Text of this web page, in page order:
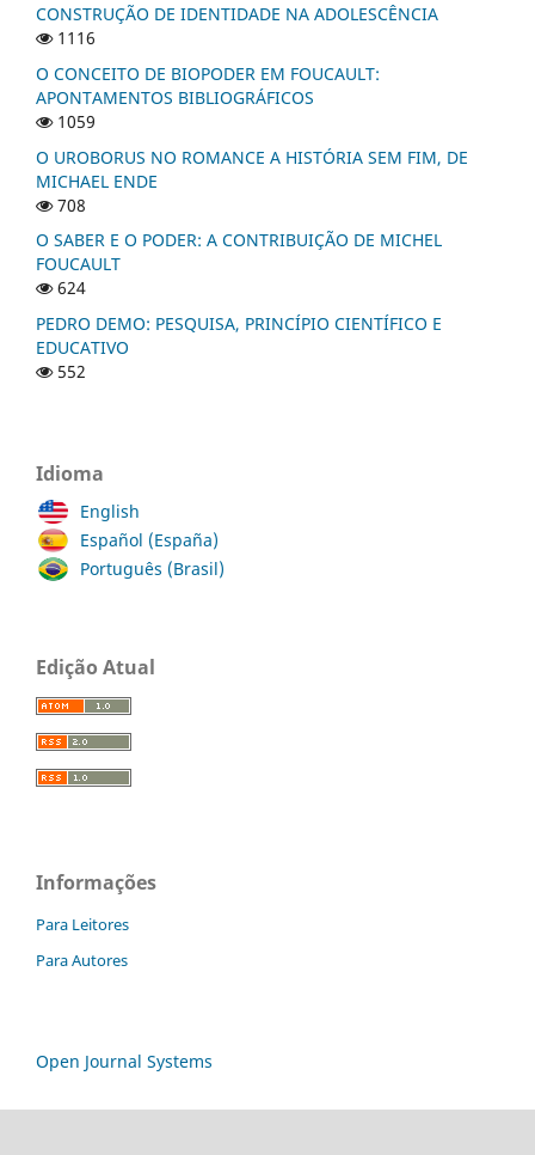
CONSTRUÇÃO DE IDENTIDADE NA ADOLESCÊNCIA
1116
O CONCEITO DE BIOPODER EM FOUCAULT:
APONTAMENTOS BIBLIOGRÁFICOS
1059
O UROBORUS NO ROMANCE A HISTÓRIA SEM FIM, DE
MICHAEL ENDE
708
O SABER E O PODER: A CONTRIBUIÇÃO DE MICHEL
FOUCAULT
624
PEDRO DEMO: PESQUISA, PRINCÍPIO CIENTÍFICO E
EDUCATIVO
552
Idioma
English
Español (España)
Português (Brasil)
Edição Atual
Informações
Para Leitores
Para Autores
Open Journal Systems